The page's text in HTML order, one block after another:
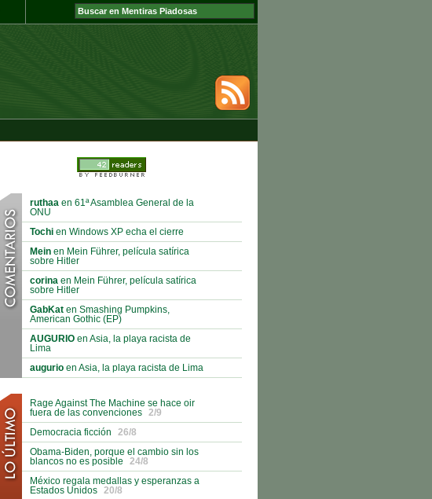
ruthaa en 61ª Asamblea General de la
ONU
Tochi en Windows XP echa el cierre
Mein en Mein Führer, película satírica
sobre Hitler
corina en Mein Führer, película satírica
sobre Hitler
GabKat en Smashing Pumpkins,
American Gothic (EP)
AUGURIO en Asia, la playa racista de
Lima
augurio en Asia, la playa racista de Lima
Rage Against The Machine se hace oir
fuera de las convenciones
2/9
Democracia ficción
26/8
Obama-Biden, porque el cambio sin los
blancos no es posible
24/8
México regala medallas y esperanzas a
Estados Unidos
20/8